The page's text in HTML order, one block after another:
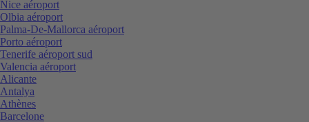
Nice aéroport
Olbia aéroport
Palma-De-Mallorca aéroport
Porto aéroport
Tenerife aéroport sud
Valencia aéroport
Alicante
Antalya
Athènes
Barcelone